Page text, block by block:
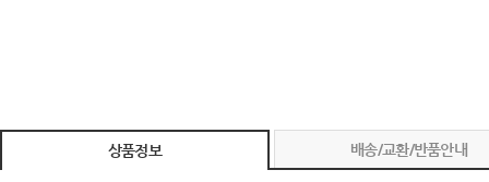
상품정보 배송/교환/반품안내